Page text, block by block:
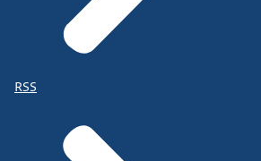
RSS